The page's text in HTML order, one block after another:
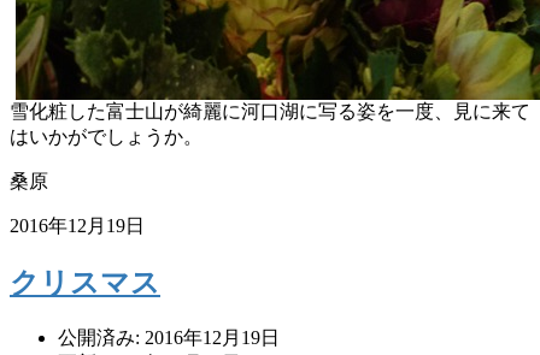
雪化粧した富士山が綺麗に河口湖に写る姿を一度、見に来て
はいかがでしょうか。
桑原
2016年12月19日
クリスマス
公開済み: 2016年12月19日